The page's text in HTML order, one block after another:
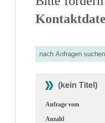
(kein Titel)
Anfrage vom
Anzahl